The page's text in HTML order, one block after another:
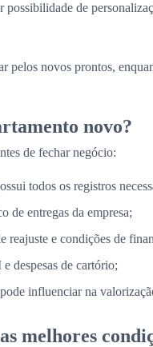
possibilidade de
pelos novos prontos,
novo?
de fechar negócio:
todos os registros
de entregas da empresa;
reajuste e condições de
despesas de cartório;
influenciar na
melhores